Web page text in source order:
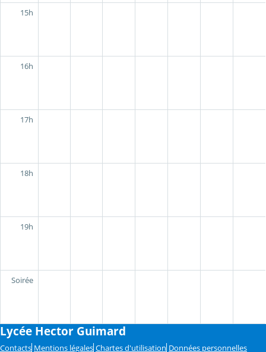
15h
16h
17h
18h
19h
Soirée
Lycée Hector Guimard
Contacts Mentions légales Chartes d'utilisation Données personnelles